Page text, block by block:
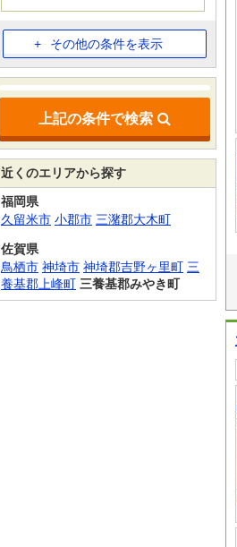
その他の条件を表示
上記の条件で検索
近くのエリアから探す
福岡県
久留米市 小郡市 三潴郡大木町
佐賀県
鳥栖市 神埼市 神埼郡吉野ヶ里町 三
養基郡上峰町 三養基郡みやき町